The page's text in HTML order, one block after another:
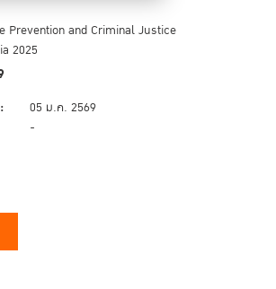
Prevention and Criminal Justice
2025
05 ม.ค. 2569
-